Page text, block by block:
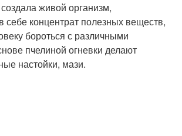
живой организм,
концентрат полезных веществ,
бороться с различными
пчелиной огневки делают
настойки, мази.